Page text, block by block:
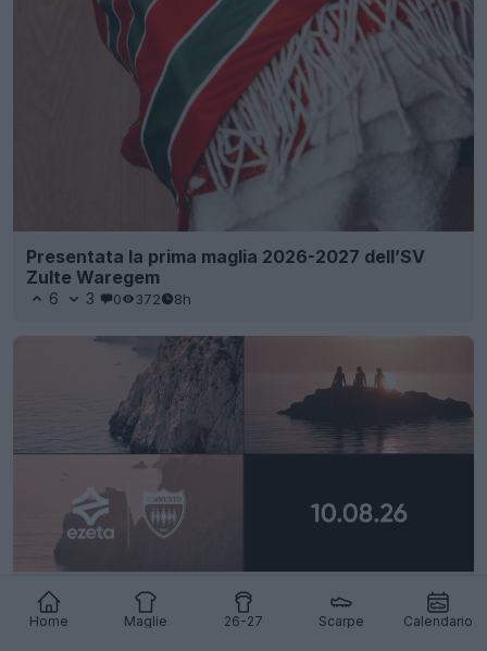
Home Maglie 26-27 Scarpe Calendario
Presentata la prima maglia 2026-2027 dell’SV
Zulte Waregem
6 3 0 372 8h
Ezeta svela la maglia “La Terra delle Sirene” per il
Sorrento Calcio